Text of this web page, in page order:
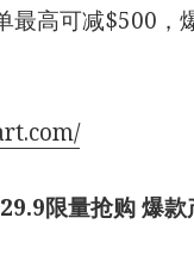
最高可减$500，
限量抢购 爆款